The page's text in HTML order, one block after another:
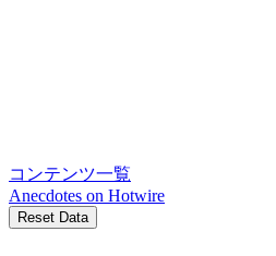
コンテンツ一覧
Anecdotes on Hotwire
Reset Data